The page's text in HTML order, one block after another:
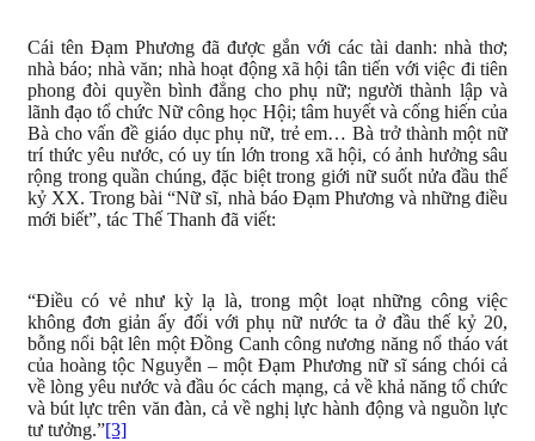
Cái tên Đạm Phương đã được gắn với các tài danh: nhà thơ;
nhà báo; nhà văn; nhà hoạt động xã hội tân tiến với việc đi tiên
phong đòi quyền bình đẳng cho phụ nữ; người thành lập và
lãnh đạo tổ chức Nữ công học Hội; tâm huyết và cống hiến của
Bà cho vấn đề giáo dục phụ nữ, trẻ em… Bà trở thành một nữ
trí thức yêu nước, có uy tín lớn trong xã hội, có ảnh hưởng sâu
rộng trong quần chúng, đặc biệt trong giới nữ suốt nửa đầu thế
kỷ XX. Trong bài “Nữ sĩ, nhà báo Đạm Phương và những điều
mới biết”, tác Thế Thanh đã viết:
“Điều có vẻ như kỳ lạ là, trong một loạt những công việc
không đơn giản ấy đối với phụ nữ nước ta ở đầu thế kỷ 20,
bỗng nổi bật lên một Đồng Canh công nương năng nổ tháo vát
của hoàng tộc Nguyễn – một Đạm Phương nữ sĩ sáng chói cả
về lòng yêu nước và đầu óc cách mạng, cả về khả năng tổ chức
và bút lực trên văn đàn, cả về nghị lực hành động và nguồn lực
tư tưởng.”[3]